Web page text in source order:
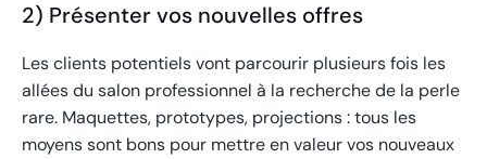
2) Présenter vos nouvelles offres
Les clients potentiels vont parcourir plusieurs fois les
allées du salon professionnel à la recherche de la perle
rare. Maquettes, prototypes, projections : tous les
moyens sont bons pour mettre en valeur vos nouveaux